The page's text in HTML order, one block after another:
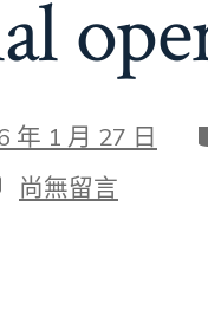
年 1 月 27 日
在
〈GuanJIUYI
尚無留言